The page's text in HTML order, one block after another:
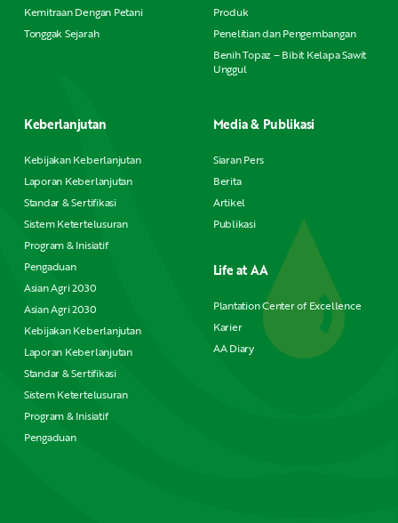
Kemitraan Dengan Petani
Tonggak Sejarah
Produk
Penelitian dan Pengembangan
Benih Topaz – Bibit Kelapa Sawit
Unggul
Keberlanjutan
Kebijakan Keberlanjutan
Laporan Keberlanjutan
Standar & Sertifikasi
Sistem Ketertelusuran
Program & Inisiatif
Pengaduan
Asian Agri 2030
Asian Agri 2030
Kebijakan Keberlanjutan
Laporan Keberlanjutan
Standar & Sertifikasi
Sistem Ketertelusuran
Program & Inisiatif
Pengaduan
Media & Publikasi
Siaran Pers
Berita
Artikel
Publikasi
Life at AA
Plantation Center of Excellence
Karier
AA Diary